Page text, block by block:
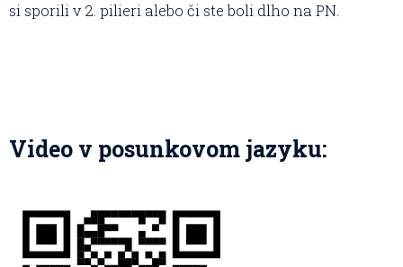
si sporili v 2. pilieri alebo či ste boli dlho na PN.
Video v posunkovom jazyku: